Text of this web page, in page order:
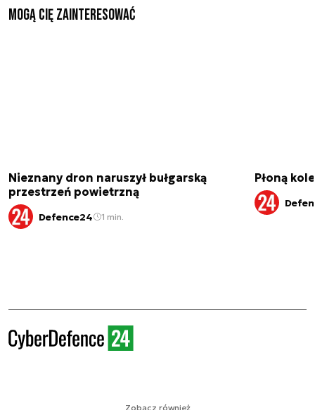
Mogą Cię zainteresować
Nieznany dron naruszył bułgarską
przestrzeń powietrzną
Defence24 1 min.
Płoną
Zobacz również